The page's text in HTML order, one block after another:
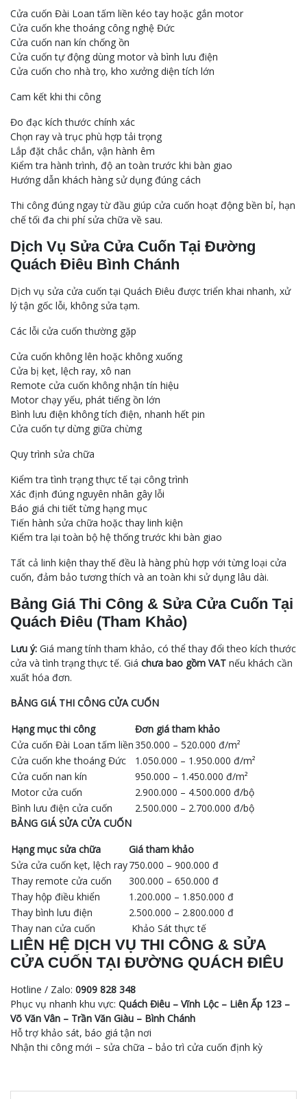
Cửa cuốn Đài Loan tấm liền kéo tay hoặc gắn motor
Cửa cuốn khe thoáng công nghệ Đức
Cửa cuốn nan kín chống ồn
Cửa cuốn tự động dùng motor và bình lưu điện
Cửa cuốn cho nhà trọ, kho xưởng diện tích lớn
Cam kết khi thi công
Đo đạc kích thước chính xác
Chọn ray và trục phù hợp tải trọng
Lắp đặt chắc chắn, vận hành êm
Kiểm tra hành trình, độ an toàn trước khi bàn giao
Hướng dẫn khách hàng sử dụng đúng cách
Thi công đúng ngay từ đầu giúp cửa cuốn hoạt động bền bỉ, hạn
chế tối đa chi phí sửa chữa về sau.
Dịch Vụ Sửa Cửa Cuốn Tại Đường
Quách Điêu Bình Chánh
Dịch vụ sửa cửa cuốn tại Quách Điêu được triển khai nhanh, xử
lý tận gốc lỗi, không sửa tạm.
Các lỗi cửa cuốn thường gặp
Cửa cuốn không lên hoặc không xuống
Cửa bị kẹt, lệch ray, xô nan
Remote cửa cuốn không nhận tín hiệu
Motor chạy yếu, phát tiếng ồn lớn
Bình lưu điện không tích điện, nhanh hết pin
Cửa cuốn tự dừng giữa chừng
Quy trình sửa chữa
Kiểm tra tình trạng thực tế tại công trình
Xác định đúng nguyên nhân gây lỗi
Báo giá chi tiết từng hạng mục
Tiến hành sửa chữa hoặc thay linh kiện
Kiểm tra lại toàn bộ hệ thống trước khi bàn giao
Tất cả linh kiện thay thế đều là hàng phù hợp với từng loại cửa
cuốn, đảm bảo tương thích và an toàn khi sử dụng lâu dài.
Bảng Giá Thi Công & Sửa Cửa Cuốn Tại
Quách Điêu (Tham Khảo)
Lưu ý: Giá mang tính tham khảo, có thể thay đổi theo kích thước
cửa và tình trạng thực tế. Giá chưa bao gồm VAT nếu khách cần
xuất hóa đơn.
BẢNG GIÁ THI CÔNG CỬA CUỐN
Hạng mục thi công
Đơn giá tham khảo
Cửa cuốn Đài Loan tấm liền350.000 – 520.000 đ/m²
Cửa cuốn khe thoáng Đức
1.050.000 – 1.950.000 đ/m²
Cửa cuốn nan kín
950.000 – 1.450.000 đ/m²
Motor cửa cuốn
2.900.000 – 4.500.000 đ/bộ
Bình lưu điện cửa cuốn
2.500.000 – 2.700.000 đ/bộ
BẢNG GIÁ SỬA CỬA CUỐN
Hạng mục sửa chữa
Giá tham khảo
Sửa cửa cuốn kẹt, lệch ray750.000 – 900.000 đ
Thay remote cửa cuốn
300.000 – 650.000 đ
Thay hộp điều khiển
1.200.000 – 1.850.000 đ
Thay bình lưu điện
2.500.000 – 2.800.000 đ
Thay nan cửa cuốn
Khảo Sát thực tế
LIÊN HỆ DỊCH VỤ THI CÔNG & SỬA
CỬA CUỐN TẠI ĐƯỜNG QUÁCH ĐIÊU
Hotline / Zalo: 0909 828 348
Phục vụ nhanh khu vực: Quách Điêu – Vĩnh Lộc – Liên Ấp 123 –
Võ Văn Vân – Trần Văn Giàu – Bình Chánh
Hỗ trợ khảo sát, báo giá tận nơi
Nhận thi công mới – sửa chữa – bảo trì cửa cuốn định kỳ